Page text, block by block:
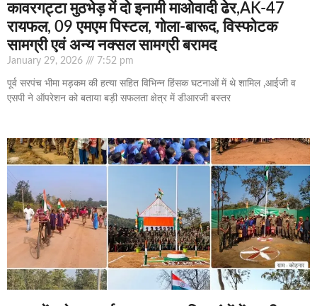
कावरगट्टा मुठभेड़ में दो इनामी माओवादी ढेर,AK-47
रायफल, 09 एमएम पिस्टल, गोला-बारूद, विस्फोटक
सामग्री एवं अन्य नक्सल सामग्री बरामद
January 29, 2026 7:52 pm
पूर्व सरपंच भीमा मड़कम की हत्या सहित विभिन्न हिंसक घटनाओं में थे शामिल ,आईजी व
एसपी ने ऑपरेशन को बताया बड़ी सफलता क्षेत्र में डीआरजी बस्तर